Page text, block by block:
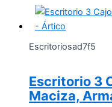
Escritoriosad7f5
Escritorio 3
Maciza,